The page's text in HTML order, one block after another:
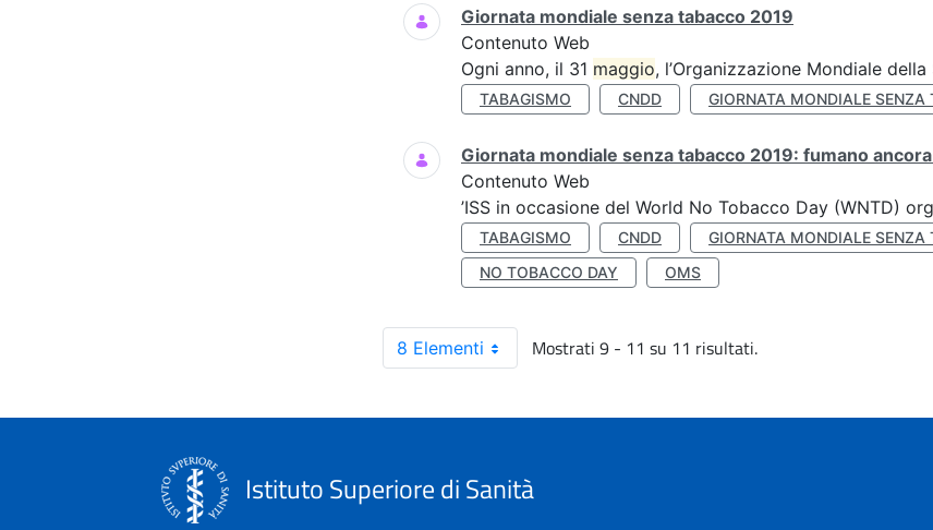
Giornata mondiale senza tabacco 2019
Contenuto Web
Ogni anno, il 31 maggio, l’Organizzazione Mondiale
TABAGISMO CNDD GIORNATA MONDIALE SENZA
Giornata mondiale senza tabacco 2019: fumano
Contenuto Web
’ISS in occasione del World No Tobacco Day (WNTD)
TABAGISMO CNDD GIORNATA MONDIALE SENZA
NO TOBACCO DAY
OMS
8 Elementi Mostrati 9 - 11 su 11 risultati.
Istituto Superiore di Sanità